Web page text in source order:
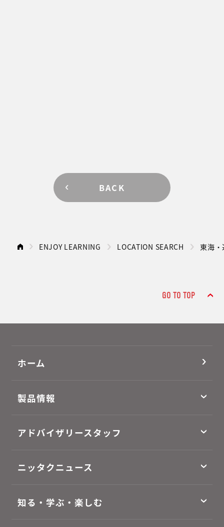
BACK
ENJOY LEARNING LOCATION SEARCH 東海
GO TO TOP
ホーム
製品情報
アドバイザリースタッフ
ニッタクニュース
知る・学ぶ・楽しむ